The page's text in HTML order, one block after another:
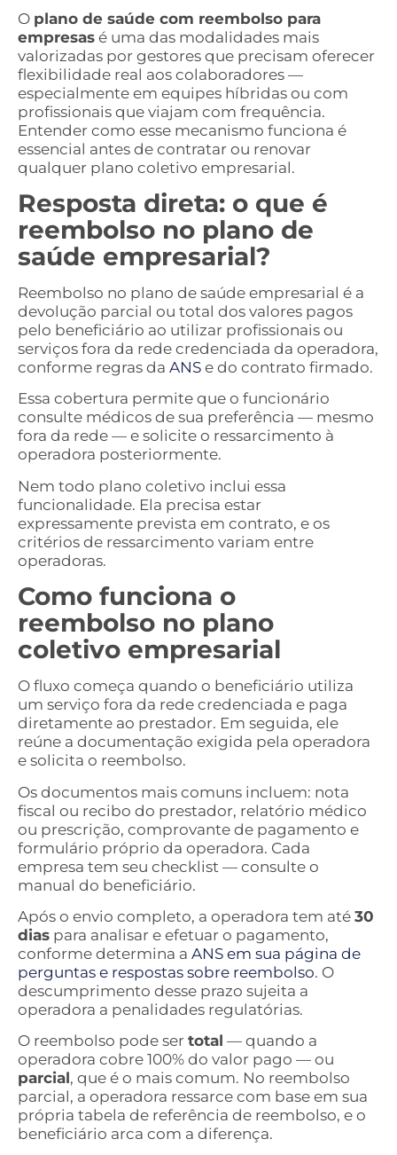
O plano de saúde com reembolso para
empresas é uma das modalidades mais
valorizadas por gestores que precisam oferecer
flexibilidade real aos colaboradores —
especialmente em equipes híbridas ou com
profissionais que viajam com frequência.
Entender como esse mecanismo funciona é
essencial antes de contratar ou renovar
qualquer plano coletivo empresarial.
Resposta direta: o que é
reembolso no plano de
saúde empresarial?
Reembolso no plano de saúde empresarial é a
devolução parcial ou total dos valores pagos
pelo beneficiário ao utilizar profissionais ou
serviços fora da rede credenciada da operadora,
conforme regras da ANS e do contrato firmado.
Essa cobertura permite que o funcionário
consulte médicos de sua preferência — mesmo
fora da rede — e solicite o ressarcimento à
operadora posteriormente.
Nem todo plano coletivo inclui essa
funcionalidade. Ela precisa estar
expressamente prevista em contrato, e os
critérios de ressarcimento variam entre
operadoras.
Como funciona o
reembolso no plano
coletivo empresarial
O fluxo começa quando o beneficiário utiliza
um serviço fora da rede credenciada e paga
diretamente ao prestador. Em seguida, ele
reúne a documentação exigida pela operadora
e solicita o reembolso.
Os documentos mais comuns incluem: nota
fiscal ou recibo do prestador, relatório médico
ou prescrição, comprovante de pagamento e
formulário próprio da operadora. Cada
empresa tem seu checklist — consulte o
manual do beneficiário.
Após o envio completo, a operadora tem até 30
dias para analisar e efetuar o pagamento,
conforme determina a ANS em sua página de
perguntas e respostas sobre reembolso. O
descumprimento desse prazo sujeita a
operadora a penalidades regulatórias.
O reembolso pode ser total — quando a
operadora cobre 100% do valor pago — ou
parcial, que é o mais comum. No reembolso
parcial, a operadora ressarce com base em sua
própria tabela de referência de reembolso, e o
beneficiário arca com a diferença.